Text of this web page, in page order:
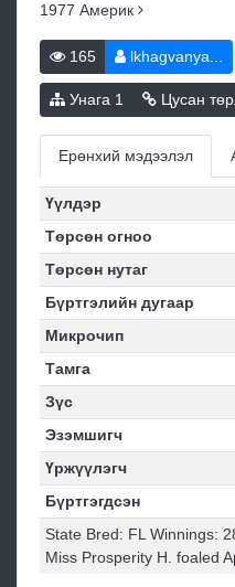
1977 Америк
165 lkhagvanya...
Унага 1 Цусан
Ерөнхий мэдээлэл
Үүлдэр
Төрсөн огноо
Төрсөн нутаг
Бүртгэлийн дугаар
Микрочип
Тамга
Зүс
Эзэмшигч
Үржүүлэгч
Бүртгэгдсэн
State Bred: FL Winnings:
Miss Prosperity H. foaled